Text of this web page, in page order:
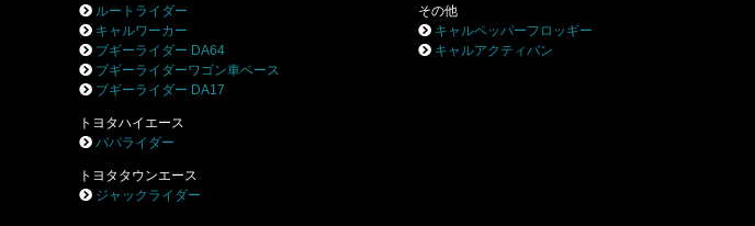
ルートライダー
キャルワーカー
ブギーライダー DA64
ブギーライダーワゴン車ベース
ブギーライダー DA17
トヨタハイエース
パパライダー
トヨタタウンエース
ジャックライダー
その他
キャルペッパーフロッギー
キャルアクティバン